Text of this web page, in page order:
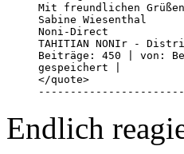
Mit freundlichen
Sabine Wiesenthal
Noni-Direct
TAHITIAN NONIr -
Beiträge: 450 | von:
gespeichert |
</quote>
Endlich